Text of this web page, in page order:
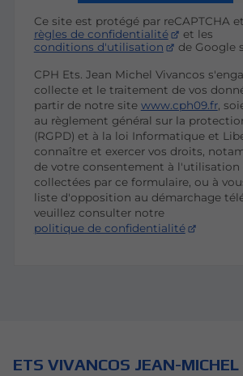
Ce site est protégé par reCAPTCHA
règles de confidentialité
et les
conditions d'utilisation
de Google
CPH Ets. Jean Michel Vivancos
collecte et le traitement de vos
partir de notre site www.cph09.fr,
au règlement général sur la
(RGPD) et à la loi Informatique et
connaître et exercer vos droits,
de votre consentement à l'utilisation
collectées par ce formulaire, ou à
liste d'opposition au démarchage
veuillez consulter notre
politique de confidentialité
ETS VIVANCOS JEAN-MICHEL